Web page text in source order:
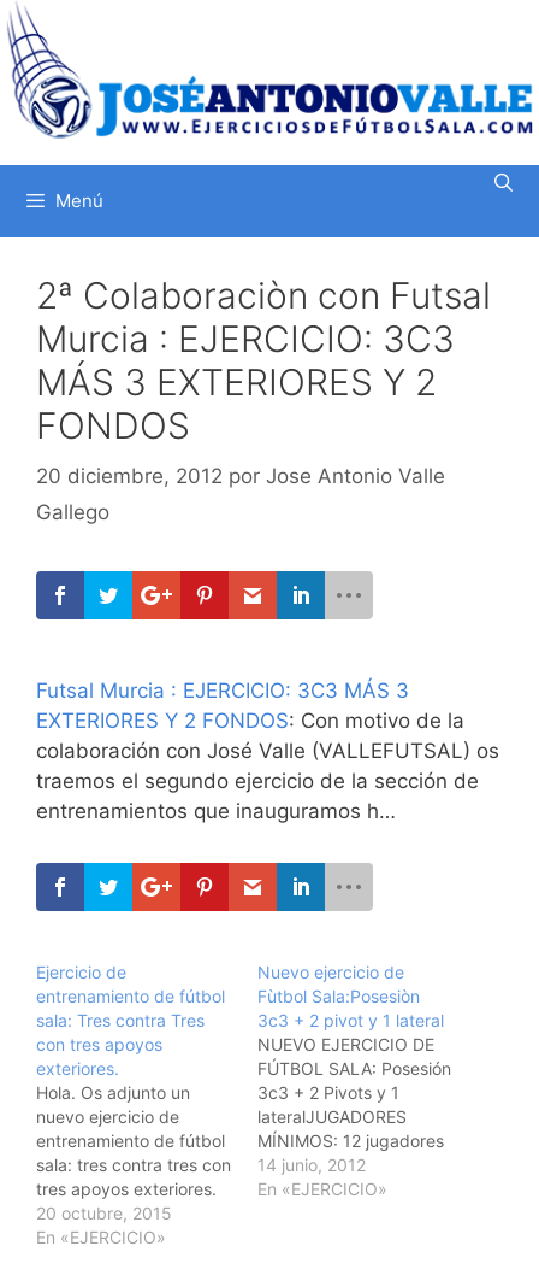
Saltar
al
contenido
Menú
2ª Colaboraciòn con Futsal
Murcia : EJERCICIO: 3C3
MÁS 3 EXTERIORES Y 2
FONDOS
20 diciembre, 2012 por Jose Antonio Valle
Gallego
Futsal Murcia : EJERCICIO: 3C3 MÁS 3
EXTERIORES Y 2 FONDOS: Con motivo de la
colaboración con José Valle (VALLEFUTSAL) os
traemos el segundo ejercicio de la sección de
entrenamientos que inauguramos h…
Ejercicio de
entrenamiento de fútbol
sala: Tres contra Tres
con tres apoyos
exteriores.
Hola. Os adjunto un
nuevo ejercicio de
entrenamiento de fútbol
sala: tres contra tres con
tres apoyos exteriores.
EJERCICIO: 3C3 + 3
EXTERIORES ESPACIO:
20 octubre, 2015
En «EJERCICIO»
Nuevo ejercicio de
Fùtbol Sala:Posesiòn
3c3 + 2 pivot y 1 lateral
NUEVO EJERCICIO DE
FÚTBOL SALA: Posesión
3c3 + 2 Pivots y 1
lateralJUGADORES
MÍNIMOS: 12 jugadores
TIEMPO: 10 a 12
minutosESPACIO:
14 junio, 2012
En «EJERCICIO»